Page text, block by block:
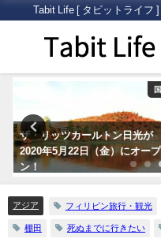
Tabit Life [ タビットライフ
オセア
大都市と自然。両方の魅力が
まった「シドニー」の観光スポ
ットおすすめ７選
アジア フィリピン旅行・観光
棚田 死ぬまでに行きたい